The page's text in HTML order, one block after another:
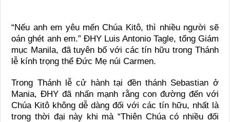
“Nếu anh em yêu mến Chúa Kitô, thì nhiều người sẽ
oán ghét anh em.” ĐHY Luis Antonio Tagle, tổng Giám
mục Manila, đã tuyên bố với các tín hữu trong Thánh
lễ kính trọng thể Đức Mẹ núi Carmen.
Trong Thánh lễ cử hành tại đền thánh Sebastian ở
Mania, ĐHY đã nhấn mạnh rằng con đường đến với
Chúa Kitô không dễ dàng đối với các tín hữu, nhất là
trong thời đại này khi mà “Thiên Chúa có nhiều đối